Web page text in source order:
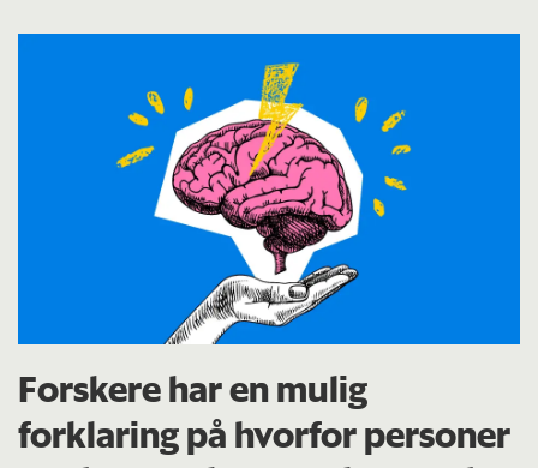
Forskere har en mulig
forklaring på hvorfor personer